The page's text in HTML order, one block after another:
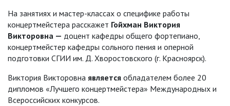
На занятиях и мастер-классах о специфике работы
концертмейстера расскажет Гойхман Виктория
Викторовна — доцент кафедры общего фортепиано,
концертмейстер кафедры сольного пения и оперной
подготовки СГИИ им. Д. Хворостовского (г. Красноярск).
Виктория Викторовна является обладателем более 20
дипломов «Лучшего концертмейстера» Международных и
Всероссийских конкурсов.